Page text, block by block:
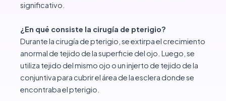
significativo.
¿En qué consiste la cirugía de pterigio?
Durante la cirugía de pterigio, se extirpa el crecimiento
anormal de tejido de la superficie del ojo. Luego, se
utiliza tejido del mismo ojo o un injerto de tejido de la
conjuntiva para cubrir el área de la esclera donde se
encontraba el pterigio.